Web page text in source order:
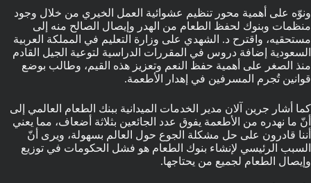
ونوّه على أهمية محور تنظيم عشوائية العمل الخيري من خلال وجود
منظمات وبنوك لحفظ الطعام من الهدر وإيصال الصالح منه إلى
مستحقيه، واقترح د. الشهدي على وزارة التعليم في المملكة العربية
السعودية إضافة دروس في المقررات الدراسية لتوعية الجيل القادم
منذ الصغر على أهمية حفظ النعم وتعزيز هذه القيم، وطالب بوضع
قوانين تُجرم المسرفين في إهدار الأطعمة.
كما أشار جرين آلان مدير الخدمات الميدانية ببنك الطعام العالمي إلى
أنّ ما نهدره من الأطعمة يفوق عدد الجائعين بثلاثة أضعاف، مما يعني
أننا قادرون على حل مشكلة الجوع حول العالم بسهولة، ويرى أنّ
السبب الرئيسي لإنشاء بنوك الطعام هو فشل الحكومات في توزيع
وإيصال الطعام لجميع من يحتاجها.